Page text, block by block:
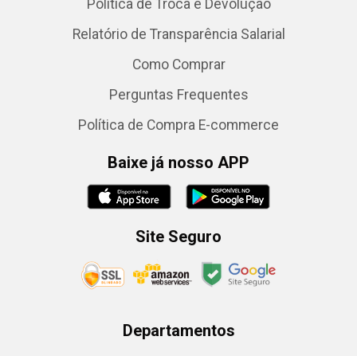
Política de Troca e Devolução
Relatório de Transparência Salarial
Como Comprar
Perguntas Frequentes
Política de Compra E-commerce
Baixe já nosso APP
Site Seguro
Departamentos